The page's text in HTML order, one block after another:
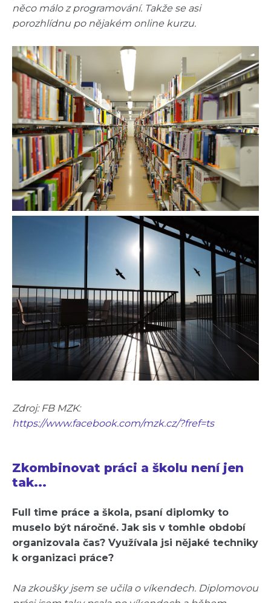
něco málo z programování. Takže se asi
porozhlídnu po nějakém online kurzu.
Zdroj: FB MZK:
https://www.facebook.com/mzk.cz/?fref=ts
Zkombinovat práci a školu není jen
tak...
Full time práce a škola, psaní diplomky to
muselo být náročné. Jak sis v tomhle období
organizovala čas? Využívala jsi nějaké techniky
k organizaci práce?
Na zkoušky jsem se učila o víkendech. Diplomovou